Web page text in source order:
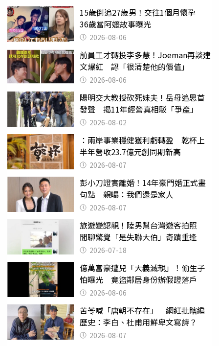
15歲倒追27歲男！交往1個月懷孕
36歲當阿嬤故事曝光
2026-08-06
前員工才轉投李多慧！Joeman再談建
文爆紅 認「很清楚他的價值」
2026-08-06
陽明交大教授砍死妹夫！岳母追思首
發聲 揭11年經營真相駁「爭產」
2026-08-02
：兩岸事業穩健獲利虧轉盈 乾杯上
半年營收23.7億元創同期新高
2026-08-07
彭小刀證實離婚！14年豪門婚正式畫
句點 親曝：我們還是家人
2026-08-07
旅遊變認親！陸男幫台灣遊客拍照
閒聊驚覺「是失聯大伯」奇蹟重逢
2026-07-18
億萬富豪遭兒「大義滅親」！偷生子
怕曝光 竟盜鄰居身份辦假證落戶
2026-08-06
苦苓喊「唐朝不存在」 網紅批瞎編
歷史：李白、杜甫用鮮卑文寫詩？
2026-08-07